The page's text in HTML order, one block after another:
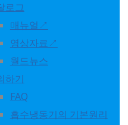
로그
매뉴얼↗
영상자료↗
월드뉴스
하기
FAQ
흡수냉동기의 기본원리